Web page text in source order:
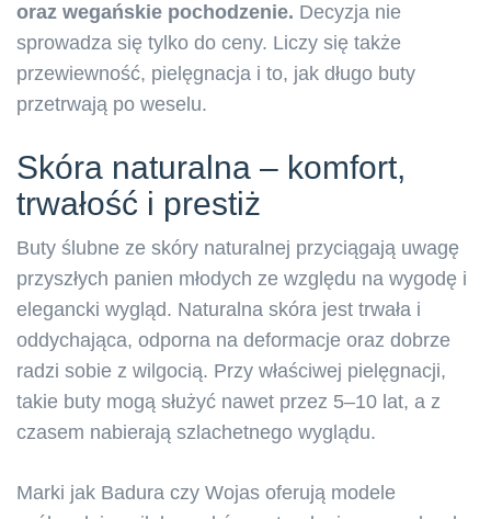
oraz wegańskie pochodzenie. Decyzja nie
sprowadza się tylko do ceny. Liczy się także
przewiewność, pielęgnacja i to, jak długo buty
przetrwają po weselu.
Skóra naturalna – komfort,
trwałość i prestiż
Buty ślubne ze skóry naturalnej przyciągają uwagę
przyszłych panien młodych ze względu na wygodę i
elegancki wygląd. Naturalna skóra jest trwała i
oddychająca, odporna na deformacje oraz dobrze
radzi sobie z wilgocią. Przy właściwej pielęgnacji,
takie buty mogą służyć nawet przez 5–10 lat, a z
czasem nabierają szlachetnego wyglądu.
Marki jak Badura czy Wojas oferują modele